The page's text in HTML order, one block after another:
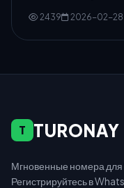
2439 2026-02-28
T TURONAY
Мгновенные номера для
Регистрируйтесь в